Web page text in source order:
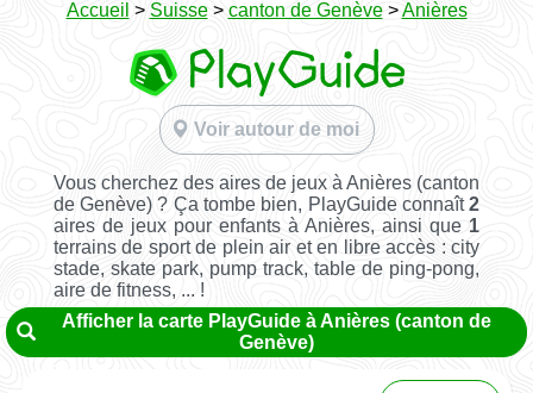
Accueil > Suisse> canton de Genève>Anières
Voir autour de moi
Vous cherchez des aires de jeux à Anières (canton
de Genève) ? Ça tombe bien, PlayGuide connaît2
aires de jeux pour enfants à Anières, ainsi que 1
terrains de sport de plein air et en libre accès : city
stade, skate park, pump track, table de ping-pong,
aire de fitness, ... !
Afficher la carte PlayGuide à Anières (canton de
Genève)